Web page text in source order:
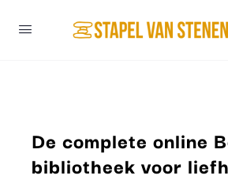
De complete online
bibliotheek voor